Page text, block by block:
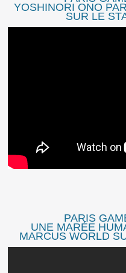
YOSHINORI ONO
SUR LE
PARIS
UNE MARÉE
MARCUS WORLD